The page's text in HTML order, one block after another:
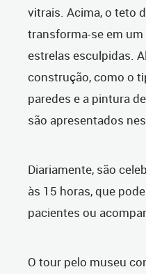
vitrais. Acima, o teto
transforma-se em
estrelas esculpidas.
construção, como o
paredes e a pintura
são apresentados
Diariamente, são
às 15 horas, que
pacientes ou
O tour pelo museu